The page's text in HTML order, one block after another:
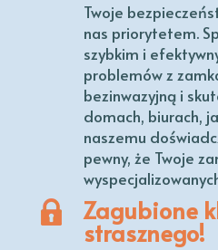
Twoje
nas priorytetem.
szybkim i
problemów z
bezinwazyjną i
domach, biurach,
naszemu
pewny, że Twoje
Zagubione
strasznego!